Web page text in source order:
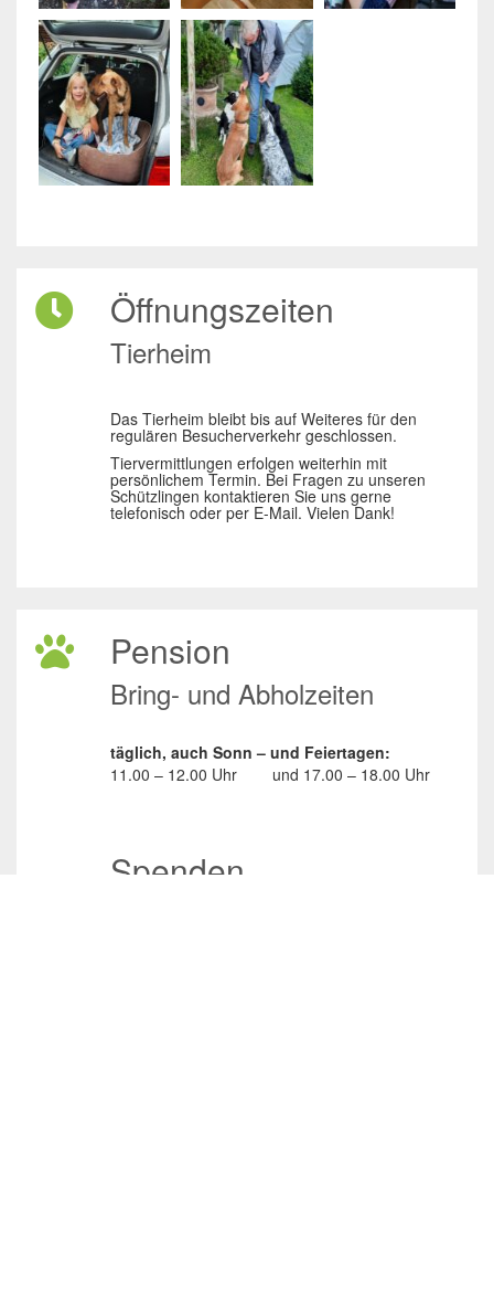
Öffnungszeiten
Tierheim
Das Tierheim bleibt bis auf Weiteres für den
regulären Besucherverkehr geschlossen.
Tiervermittlungen erfolgen weiterhin mit
persönlichem Termin. Bei Fragen zu unseren
Schützlingen kontaktieren Sie uns gerne
telefonisch oder per E-Mail. Vielen Dank!
Pension
Bring- und Abholzeiten
täglich, auch Sonn – und Feiertagen:
11.00 – 12.00 Uhr
und 17.00 – 18.00 Uhr
Spenden